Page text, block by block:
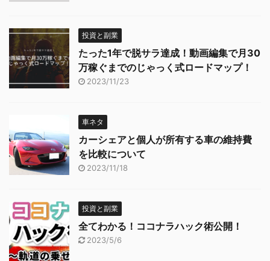
投資と副業
たった1年で脱サラ達成！動画編集で月30
万稼ぐまでのじゃっく式ロードマップ！
2023/11/23
車ネタ
カーシェアと個人が所有する車の維持費
を比較について
2023/11/18
投資と副業
全てわかる！ココナラハック術公開！
2023/5/6